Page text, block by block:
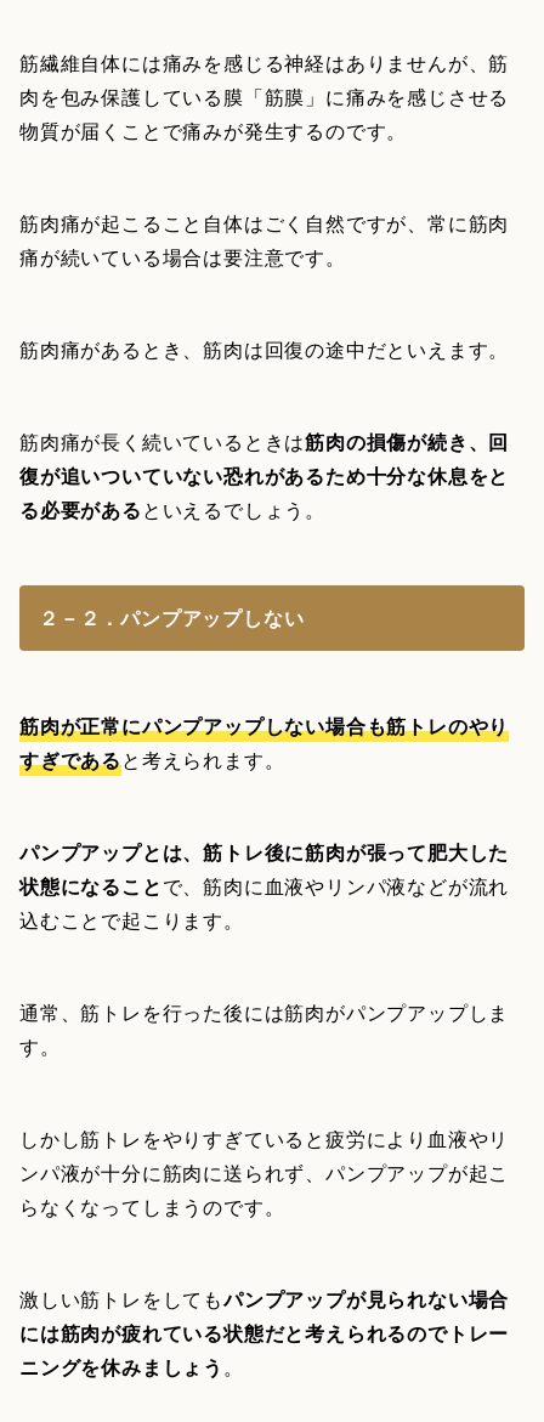
筋繊維自体には痛みを感じる神経はありませんが、筋
肉を包み保護している膜「筋膜」に痛みを感じさせる
物質が届くことで痛みが発生するのです。
筋肉痛が起こること自体はごく自然ですが、常に筋肉
痛が続いている場合は要注意です。
筋肉痛があるとき、筋肉は回復の途中だといえます。
筋肉痛が長く続いているときは筋肉の損傷が続き、回
復が追いついていない恐れがあるため十分な休息をと
る必要があるといえるでしょう。
２－２．パンプアップしない
筋肉が正常にパンプアップしない場合も筋トレのやり
すぎであると考えられます。
パンプアップとは、筋トレ後に筋肉が張って肥大した
状態になることで、筋肉に血液やリンパ液などが流れ
込むことで起こります。
通常、筋トレを行った後には筋肉がパンプアップしま
す。
しかし筋トレをやりすぎていると疲労により血液やリ
ンパ液が十分に筋肉に送られず、パンプアップが起こ
らなくなってしまうのです。
激しい筋トレをしてもパンプアップが見られない場合
には筋肉が疲れている状態だと考えられるのでトレー
ニングを休みましょう 。